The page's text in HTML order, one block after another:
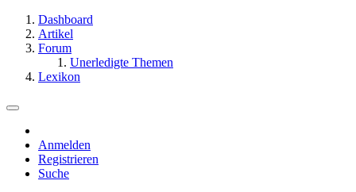
Dashboard
Artikel
Forum
Unerledigte Themen
Lexikon
Anmelden
Registrieren
Suche